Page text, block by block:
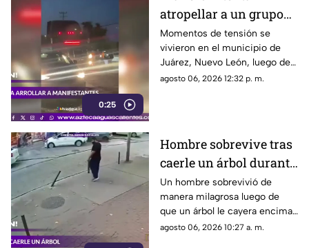
0:25
atropellar a un grupo
de personas y choca
varios vehículos
Momentos de tensión se
vivieron en el municipio de
Juárez, Nuevo León, luego de
que un trailero presuntamente
agosto 06, 2026 12:32 p. m.
Hombre sobrevive tras
caerle un árbol durante
tormenta
Un hombre sobrevivió de
manera milagrosa luego de
que un árbol le cayera encima
durante una fuerte tormenta
agosto 06, 2026 10:27 a. m.